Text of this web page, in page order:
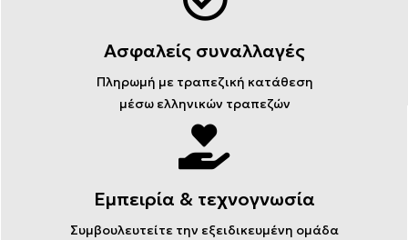
Ασφαλείς συναλλαγές
Πληρωμή με τραπεζική κατάθεση
μέσω ελληνικών τραπεζών
Εμπειρία & τεχνογνωσία
Συμβουλευτείτε την εξειδικευμένη ομάδα